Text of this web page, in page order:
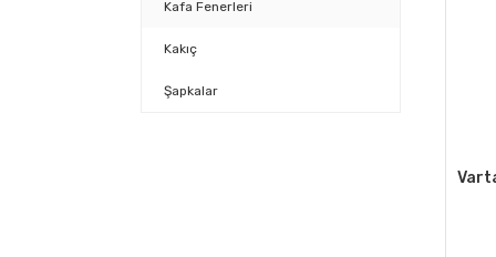
Kafa Fenerleri
Kakıç
Şapkalar